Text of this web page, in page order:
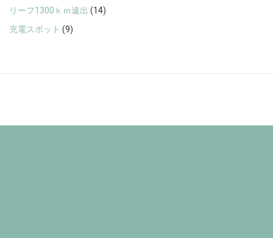
リーフ1300ｋｍ遠出 (14)
充電スポット (9)